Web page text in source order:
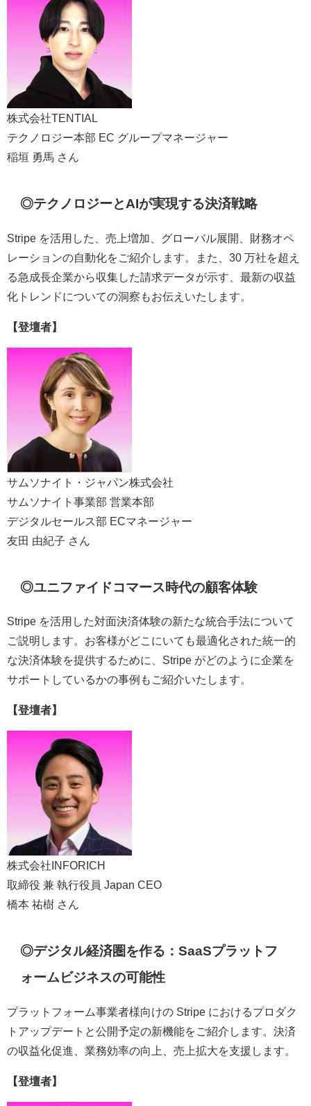
株式会社TENTIAL
テクノロジー本部 EC グループマネージャー
稲垣 勇馬 さん
◎テクノロジーとAIが実現する決済戦略
Stripe を活用した、売上増加、グローバル展開、財務オペ
レーションの自動化をご紹介します。また、30 万社を超え
る急成長企業から収集した請求データが示す、最新の収益
化トレンドについての洞察もお伝えいたします。
【登壇者】
サムソナイト・ジャパン株式会社
サムソナイト事業部 営業本部
デジタルセールス部 ECマネージャー
友田 由紀子 さん
◎ユニファイドコマース時代の顧客体験
Stripe を活用した対面決済体験の新たな統合手法について
ご説明します。お客様がどこにいても最適化された統一的
な決済体験を提供するために、Stripe がどのように企業を
サポートしているかの事例もご紹介いたします。
【登壇者】
株式会社INFORICH
取締役 兼 執行役員 Japan CEO
橋本 祐樹 さん
◎デジタル経済圏を作る：SaaSプラットフ
ォームビジネスの可能性
プラットフォーム事業者様向けの Stripe におけるプロダク
トアップデートと公開予定の新機能をご紹介します。決済
の収益化促進、業務効率の向上、売上拡大を支援します。
【登壇者】